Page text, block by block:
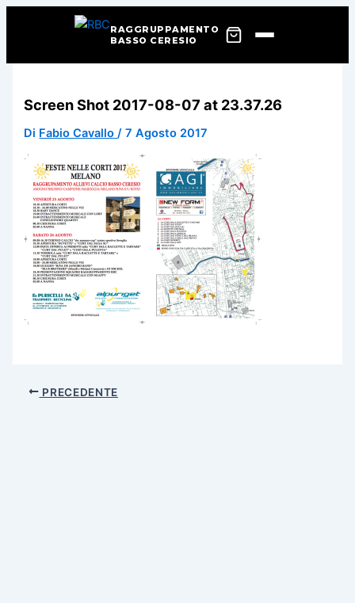
RAGGRUPPAMENTO
BASSO CERESIO
contenuto
Screen Shot 2017-08-07 at 23.37.26
Di Fabio Cavallo/7 Agosto 2017
PRECEDENTE